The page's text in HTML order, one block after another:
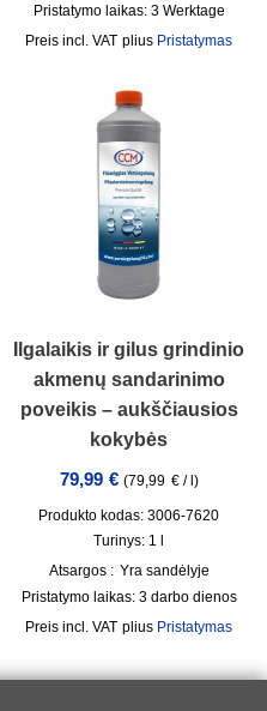
Pristatymo laikas: 3 Werktage
incl. VAT plius Pristatymas
Ilgalaikis ir gilus grindinio
akmenų sandarinimo
poveikis – aukščiausios
kokybės
79,99 € (79,99 €/ )
Produkto kodas: 3006-7620
Turinys: 1 l
Atsargos : Yra sandėlyje
Pristatymo laikas: 3 darbo dienos
incl. VAT plius Pristatymas